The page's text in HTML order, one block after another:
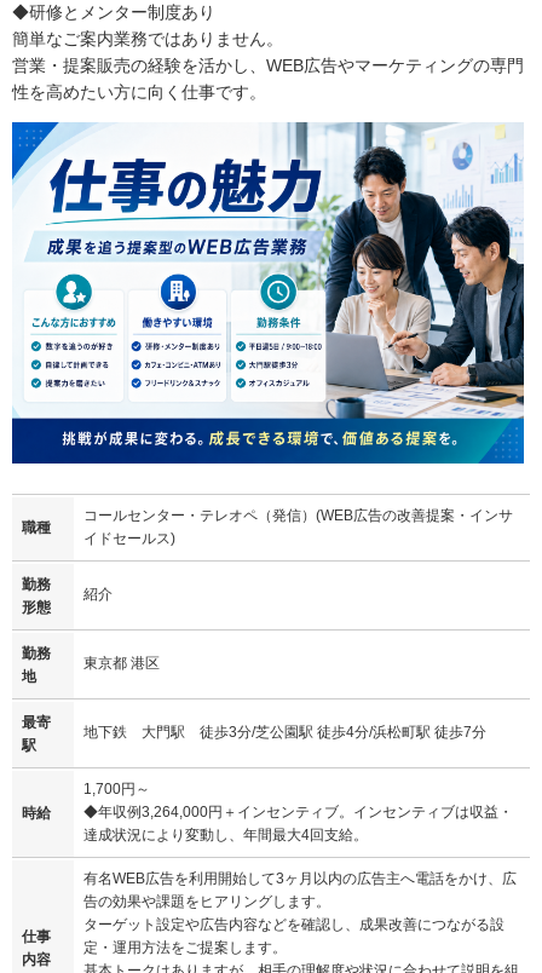
◆研修とメンター制度あり
簡単なご案内業務ではありません。
営業・提案販売の経験を活かし、WEB広告やマーケティングの専門
性を高めたい方に向く仕事です。
職種
コールセンター・テレオペ（発信）(WEB広告の改善提案・インサ
イドセールス)
勤務
形態
紹介
勤務
地
東京都 港区
最寄
駅
地下鉄 大門駅 徒歩3分/芝公園駅 徒歩4分/浜松町駅 徒歩7分
時給
1,700円～
◆年収例3,264,000円＋インセンティブ。インセンティブは収益・
達成状況により変動し、年間最大4回支給。
仕事
内容
有名WEB広告を利用開始して3ヶ月以内の広告主へ電話をかけ、広
告の効果や課題をヒアリングします。
ターゲット設定や広告内容などを確認し、成果改善につながる設
定・運用方法をご提案します。